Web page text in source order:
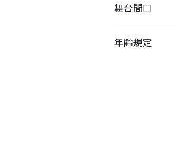
舞台間口
年齢規定